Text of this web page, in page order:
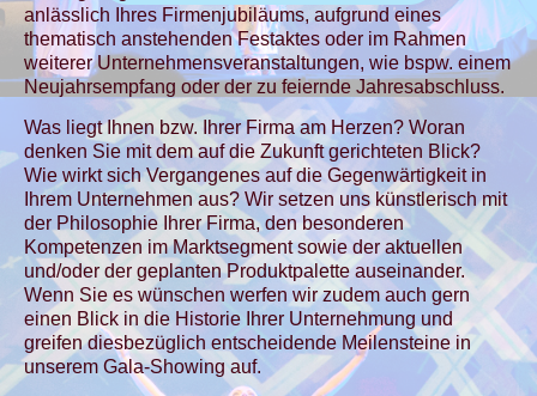
anlässlich Ihres Firmenjubiläums, aufgrund eines
thematisch anstehenden Festaktes oder im Rahmen
weiterer Unternehmensveranstaltungen, wie bspw. einem
Neujahrsempfang oder der zu feiernde Jahresabschluss.
Was liegt Ihnen bzw. Ihrer Firma am Herzen? Woran
denken Sie mit dem auf die Zukunft gerichteten Blick?
Wie wirkt sich Vergangenes auf die Gegenwärtigkeit in
Ihrem Unternehmen aus? Wir setzen uns künstlerisch mit
der Philosophie Ihrer Firma, den besonderen
Kompetenzen im Marktsegment sowie der aktuellen
und/oder der geplanten Produktpalette auseinander.
Wenn Sie es wünschen werfen wir zudem auch gern
einen Blick in die Historie Ihrer Unternehmung und
greifen diesbezüglich entscheidende Meilensteine in
unserem Gala-Showing auf.